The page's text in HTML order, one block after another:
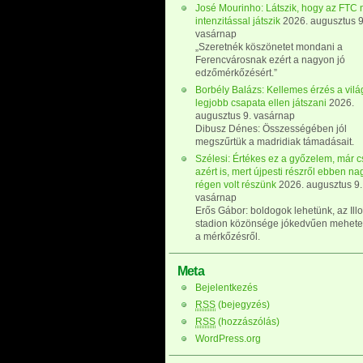
José Mourinho: Látszik, hogy az FTC
intenzitással játszik 2026. augusztus
vasárnap
„Szeretnék köszönetet mondani a
Ferencvárosnak ezért a nagyon jó
edzőmérkőzésért.”
Borbély Balázs: Kellemes érzés a
legjobb csapata ellen játszani 2026.
augusztus 9. vasárnap
Dibusz Dénes: Összességében jól
megszűrtük a madridiak támadásait.
Szélesi: Értékes ez a győzelem, már
azért is, mert újpesti részről ebben
régen volt részünk 2026. augusztus 9.
vasárnap
Erős Gábor: boldogok lehetünk, az
stadion közönsége jókedvűen
a mérkőzésről.
Meta
Bejelentkezés
RSS (bejegyzés)
RSS (hozzászólás)
WordPress.org